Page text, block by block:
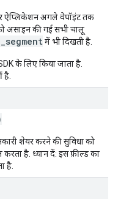
ऐप्लिकेशन अगले वेपॉइंट तक
असाइन की गई सभी चालू
में भी दिखती है.
के लिए किया जाता है.
है.
शेयर करने की सुविधा को
है. ध्यान दें: इस फ़ील्ड का
है.